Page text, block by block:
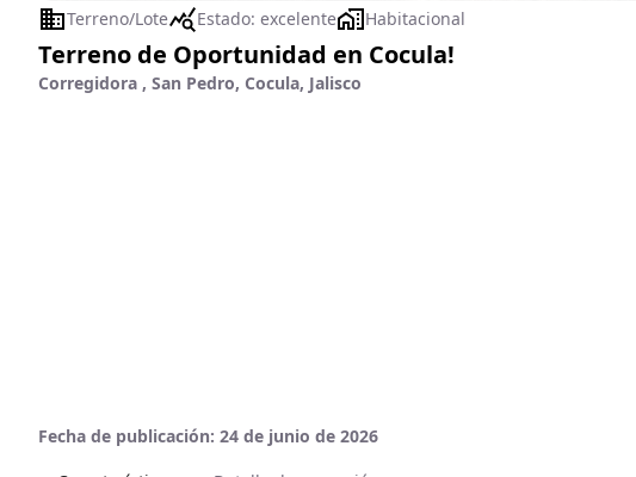
Terreno/Lote Estado: excelente Habitacional
Terreno de Oportunidad en Cocula!
Corregidora , San Pedro, Cocula, Jalisco
Fecha de publicación: 24 de junio de 2026